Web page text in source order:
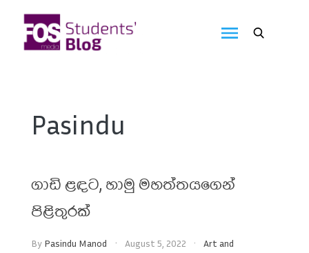
content
Pasindu
ගාඩි ළඳට, හාමු මහත්තයගෙන්
පිළිතුරක්
By Pasindu Manod August 5, 2022
Art and